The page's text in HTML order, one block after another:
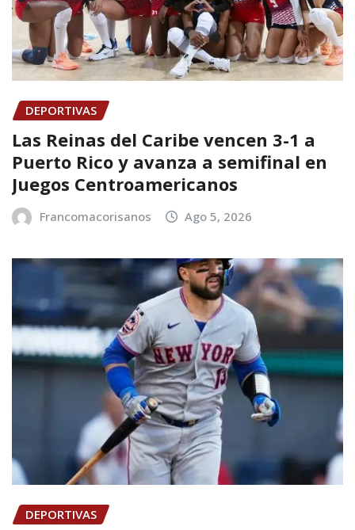
DEPORTIVAS
Las Reinas del Caribe vencen 3-1 a
Puerto Rico y avanza a semifinal en
Juegos Centroamericanos
Francomacorisanos Ago 5, 2026
DEPORTIVAS